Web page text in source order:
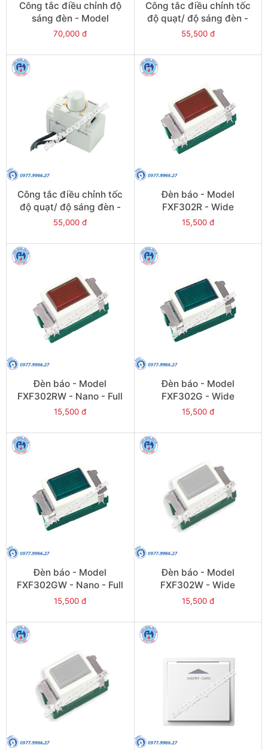
Công tắc điều chỉnh độ
sáng đèn - Model
FDL903FW-Full
70,000 đ
Công tắc điều chỉnh tốc
độ quạt/ độ sáng đèn -
Model
Wide
55,500 đ
Công tắc điều chỉnh tốc
độ quạt/ độ sáng đèn -
Model
Full
55,000 đ
Đèn báo - Model
FXF302R - Wide
15,500 đ
Đèn báo - Model
FXF302RW - Nano - Full
15,500 đ
Đèn báo - Model
FXF302G - Wide
15,500 đ
Đèn báo - Model
FXF302GW - Nano - Full
15,500 đ
Đèn báo - Model
FXF302W - Wide
15,500 đ